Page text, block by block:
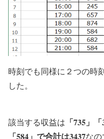
時刻でも同様に２つの時
した。
該当する収益は 「735」
「584」で合計は3437なの